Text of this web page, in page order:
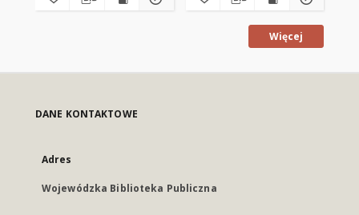
Więcej
DANE KONTAKTOWE
Adres
Wojewódzka Biblioteka Publiczna